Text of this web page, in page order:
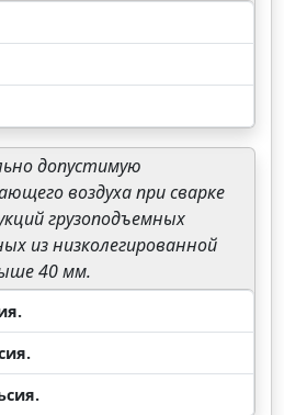
допустимую
воздуха при сварке
грузоподъемных
из низколегированной
40 мм.